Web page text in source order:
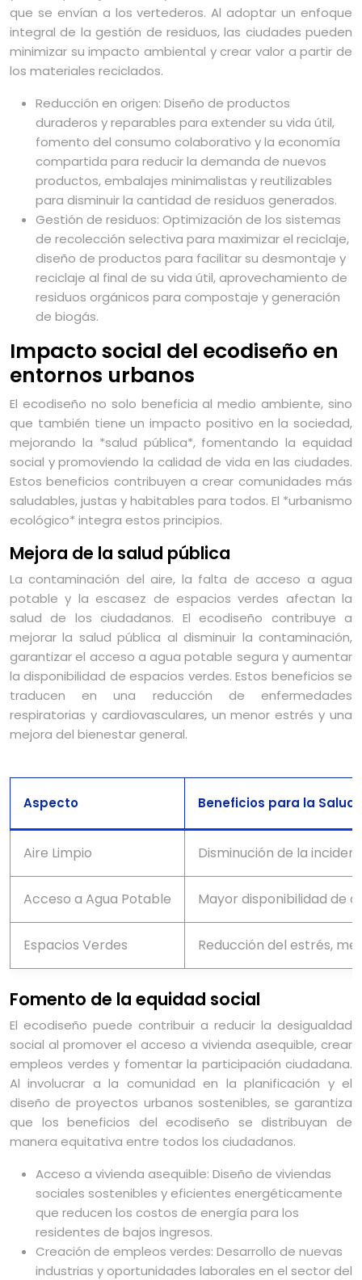
que se envían a los vertederos. Al adoptar un enfoque
integral de la gestión de residuos, las ciudades pueden
minimizar su impacto ambiental y crear valor a partir de
los materiales reciclados.
Reducción en origen: Diseño de productos
duraderos y reparables para extender su vida útil,
fomento del consumo colaborativo y la economía
compartida para reducir la demanda de nuevos
productos, embalajes minimalistas y reutilizables
para disminuir la cantidad de residuos generados.
Gestión de residuos: Optimización de los sistemas
de recolección selectiva para maximizar el reciclaje,
diseño de productos para facilitar su desmontaje y
reciclaje al final de su vida útil, aprovechamiento de
residuos orgánicos para compostaje y generación
de biogás.
Impacto social del ecodiseño en
entornos urbanos
El ecodiseño no solo beneficia al medio ambiente, sino
que también tiene un impacto positivo en la sociedad,
mejorando la *salud pública*, fomentando la equidad
social y promoviendo la calidad de vida en las ciudades.
Estos beneficios contribuyen a crear comunidades más
saludables, justas y habitables para todos. El *urbanismo
ecológico* integra estos principios.
Mejora de la salud pública
La contaminación del aire, la falta de acceso a agua
potable y la escasez de espacios verdes afectan la
salud de los ciudadanos. El ecodiseño contribuye a
mejorar la salud pública al disminuir la contaminación,
garantizar el acceso a agua potable segura y aumentar
la disponibilidad de espacios verdes. Estos beneficios se
traducen en una reducción de enfermedades
respiratorias y cardiovasculares, un menor estrés y una
mejora del bienestar general.
Aspecto Beneficios para la Salud
Aire Limpio Disminución de la
Acceso a Agua Potable Mayor disponibilidad de
Espacios Verdes Reducción del estrés,
Fomento de la equidad social
El ecodiseño puede contribuir a reducir la desigualdad
social al promover el acceso a vivienda asequible, crear
empleos verdes y fomentar la participación ciudadana.
Al involucrar a la comunidad en la planificación y el
diseño de proyectos urbanos sostenibles, se garantiza
que los beneficios del ecodiseño se distribuyan de
manera equitativa entre todos los ciudadanos.
Acceso a vivienda asequible: Diseño de viviendas
sociales sostenibles y eficientes energéticamente
que reducen los costos de energía para los
residentes de bajos ingresos.
Creación de empleos verdes: Desarrollo de nuevas
industrias y oportunidades laborales en el sector del